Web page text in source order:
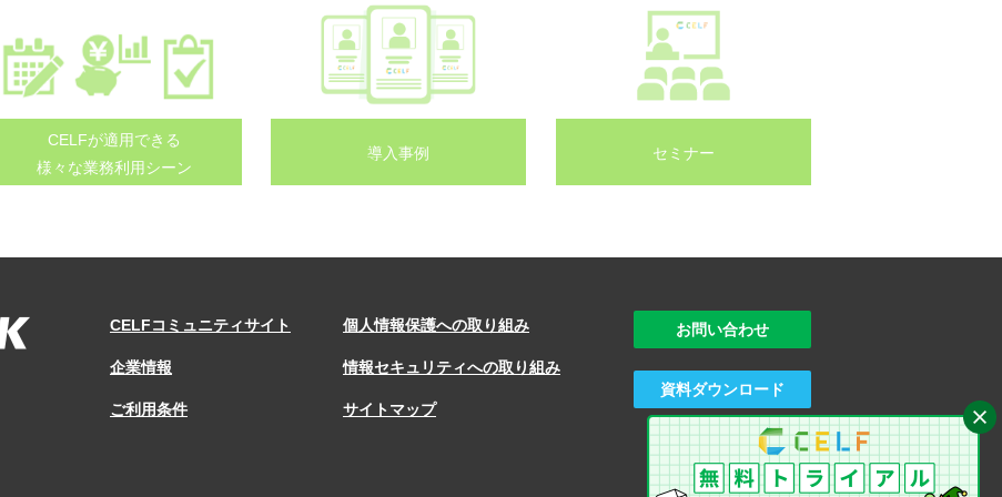
CELFが適用できる
様々な業務利用シーン
導入事例 セミナー
CELFコミュニティサイト
企業情報
ご利用条件
個人情報保護への取り組み
情報セキュリティへの取り組み
サイトマップ
お問い合わせ
資料ダウンロード